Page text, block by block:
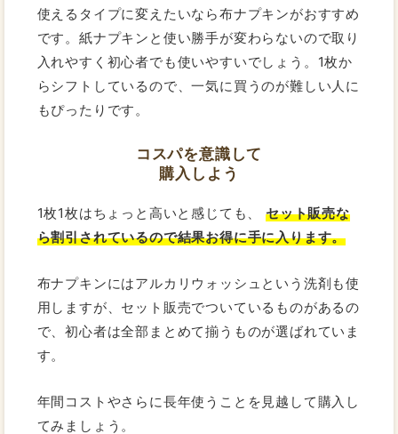
使えるタイプに変えたいなら布ナプキンがおすすめ
です。紙ナプキンと使い勝手が変わらないので取り
入れやすく初心者でも使いやすいでしょう。1枚か
らシフトしているので、一気に買うのが難しい人に
もぴったりです。
コスパを意識して
購入しよう
1枚1枚はちょっと高いと感じても、セット販売な
ら割引されているので結果お得に手に入ります。
布ナプキンにはアルカリウォッシュという洗剤も使
用しますが、セット販売でついているものがあるの
で、初心者は全部まとめて揃うものが選ばれていま
す。
年間コストやさらに長年使うことを見越して購入し
てみましょう。